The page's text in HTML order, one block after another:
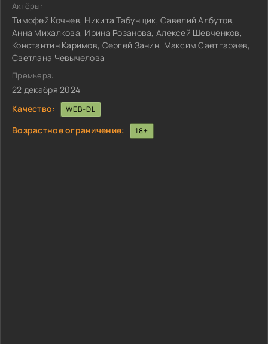
Актёры:
Тимофей Кочнев, Никита Табунщик, Савелий Албутов,
Анна Михалкова, Ирина Розанова, Алексей Шевченков,
Константин Каримов, Сергей Занин, Максим Саетгараев,
Светлана Чевычелова
Премьера:
22 декабря 2024
Качество:
WEB-DL
Возрастное ограничение: 18+